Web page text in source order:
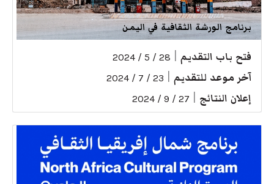
برنامج الورشة الثقافية في اليمن
فتح باب التقديم 28 / 5 / 2024
آخر موعد للتقديم 23 / 7 / 2024
إعلان النتائج 27 / 9 / 2024